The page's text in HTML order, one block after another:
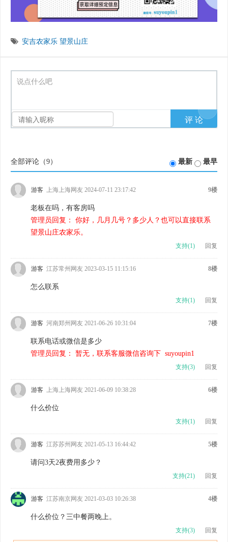
安吉农家乐 望景山庄
说点什么吧
全部评论（9） 最新 最早
9楼
游客 上海上海网友 2024-07-11 23:17:42
老板在吗，有客房吗
管理员回复： 你好，几月几号？多少人？也可以直接联系
望景山庄农家乐。
支持(1) 回复
8楼
游客 江苏常州网友 2023-03-15 11:15:16
怎么联系
支持(1) 回复
7楼
游客 河南郑州网友 2021-06-26 10:31:04
联系电话或微信是多少
管理员回复： 暂无，联系客服微信咨询下 suyoupin1
支持(3) 回复
6楼
游客 上海上海网友 2021-06-09 10:38:28
什么价位
支持(1) 回复
5楼
游客 江苏苏州网友 2021-05-13 16:44:42
请问3天2夜费用多少？
支持(21) 回复
4楼
游客 江苏南京网友 2021-03-03 10:26:38
什么价位？三中餐两晚上。
支持(3) 回复